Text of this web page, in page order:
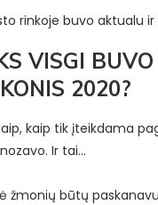
rinkoje buvo aktualu
VISGI
2020?
kaip tik įteikdama
Ir tai…
žmonių būtų